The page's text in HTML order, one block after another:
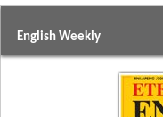
English Weekly